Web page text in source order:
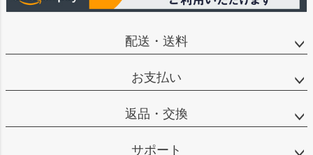
配送・送料
お支払い
返品・交換
サポート